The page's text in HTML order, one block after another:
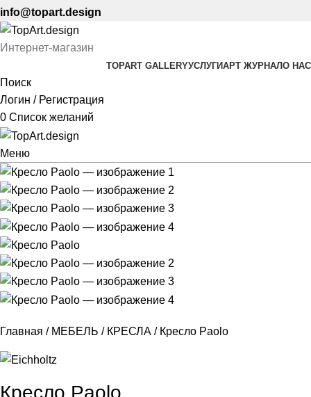
info@topart.design
Интернет-магазин
TOPART GALLERYУСЛУГИАРТ ЖУРНАЛО НАС
Поиск
Логин / Регистрация
0 Список желаний
Меню
Главная МЕБЕЛЬ КРЕСЛА Кресло Paolo
Кресло Paolo